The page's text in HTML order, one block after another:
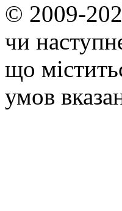
© 2009-
чи
що
умов